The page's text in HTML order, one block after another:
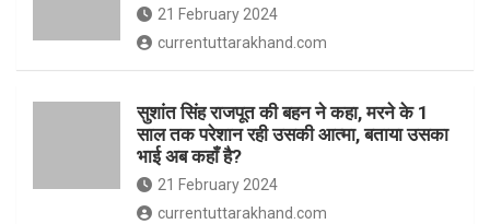
21 February 2024
currentuttarakhand.com
सुशांत सिंह राजपूत की बहन ने कहा, मरने के 1
साल तक परेशान रही उसकी आत्मा, बताया उसका
भाई अब कहाँ है?
21 February 2024
currentuttarakhand.com